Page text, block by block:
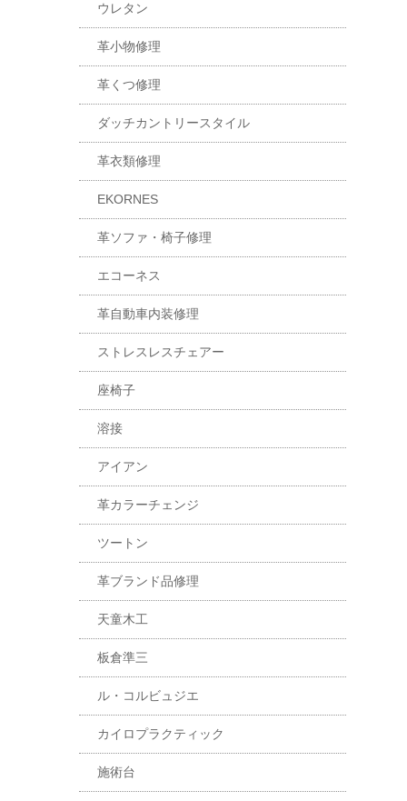
ウレタン
革小物修理
革くつ修理
ダッチカントリースタイル
革衣類修理
EKORNES
革ソファ・椅子修理
エコーネス
革自動車内装修理
ストレスレスチェアー
座椅子
溶接
アイアン
革カラーチェンジ
ツートン
革ブランド品修理
天童木工
板倉準三
ル・コルビュジエ
カイロプラクティック
施術台